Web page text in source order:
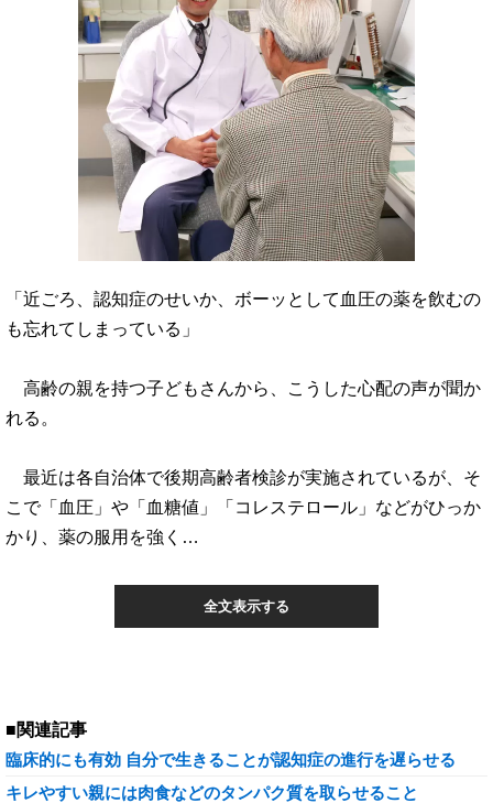
「近ごろ、認知症のせいか、ボーッとして血圧の薬を飲むの
も忘れてしまっている」
高齢の親を持つ子どもさんから、こうした心配の声が聞か
れる。
最近は各自治体で後期高齢者検診が実施されているが、そ
こで「血圧」や「血糖値」「コレステロール」などがひっか
かり、薬の服用を強く…
全文表示する
■関連記事
臨床的にも有効 自分で生きることが認知症の進行を遅らせる
キレやすい親には肉食などのタンパク質を取らせること